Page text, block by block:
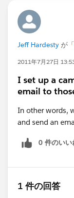
Jeff Hardesty が「
2011年7月27日
I set up a
email to
In other words,
and send an
0 件のいい
1 件の回答